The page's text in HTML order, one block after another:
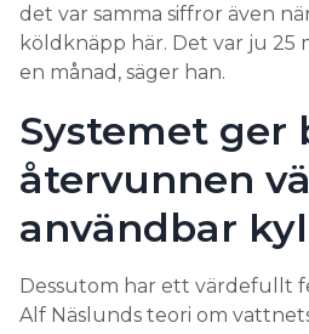
det var samma siffror även
köldknäpp här. Det var ju 25
en månad, säger han.
Systemet ger
återvunnen
användbar
Dessutom har ett värdefullt
Alf Näslunds teori om